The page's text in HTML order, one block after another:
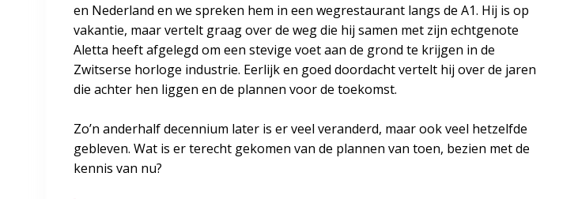
en Nederland en we spreken hem in een wegrestaurant langs de A1. Hij is op
vakantie, maar vertelt graag over de weg die hij samen met zijn echtgenote
Aletta heeft afgelegd om een stevige voet aan de grond te krijgen in de
Zwitserse horloge industrie. Eerlijk en goed doordacht vertelt hij over de jaren
die achter hen liggen en de plannen voor de toekomst.
Zo’n anderhalf decennium later is er veel veranderd, maar ook veel hetzelfde
gebleven. Wat is er terecht gekomen van de plannen van toen, bezien met de
kennis van nu?